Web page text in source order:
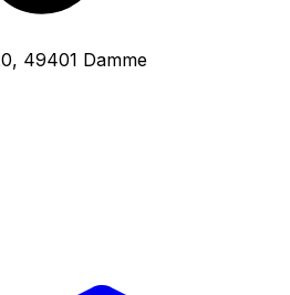
, 49401 Damme